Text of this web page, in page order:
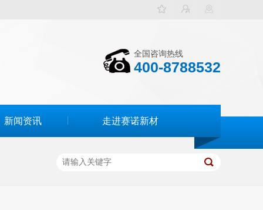
全国咨询热线
400-8788532
新闻资讯 走进赛诺新材